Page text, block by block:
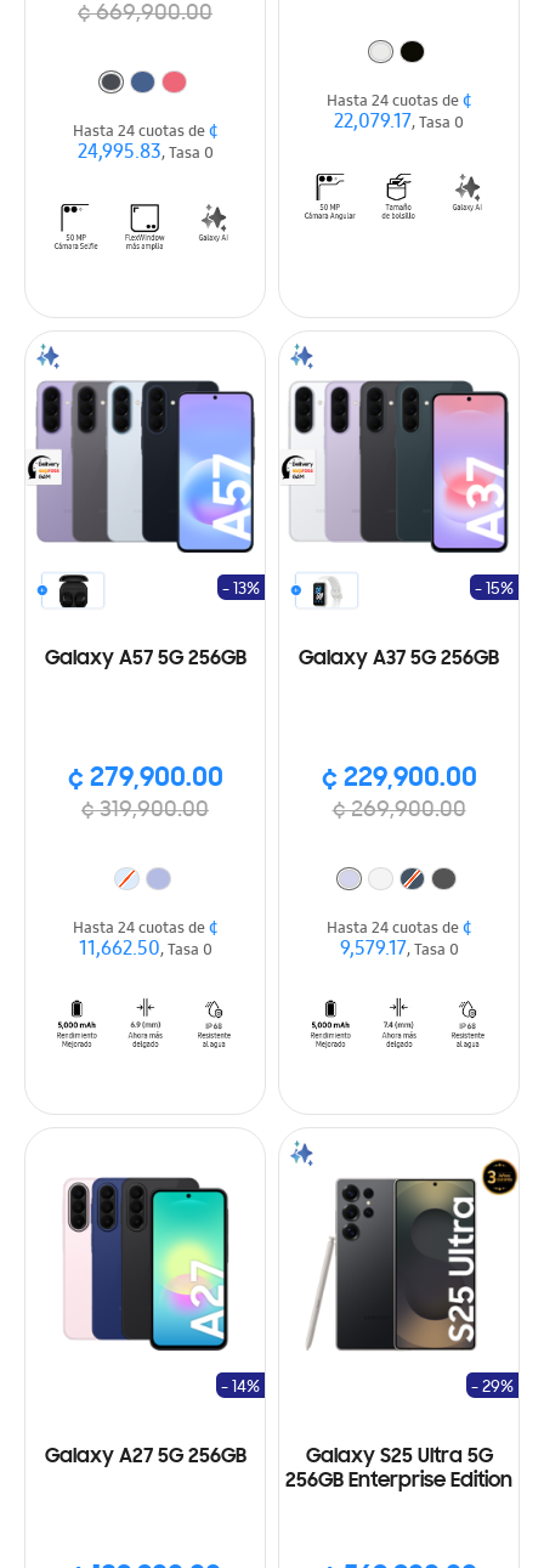
¢ 669,900.00
Hasta 24 cuotas de¢
24,995.83, Tasa 0
Hasta 24 cuotas de¢
22,079.17, Tasa 0
Galaxy A57 5G 256GB
¢ 279,900.00
¢ 319,900.00
- 13%
Hasta 24 cuotas de¢
11,662.50, Tasa 0
Galaxy A37 5G 256GB
¢ 229,900.00
¢ 269,900.00
- 15%
Hasta 24 cuotas de¢
9,579.17, Tasa 0
Galaxy A27 5G 256GB
- 14%
Galaxy S25 Ultra 5G
256GB Enterprise Edition
- 29%